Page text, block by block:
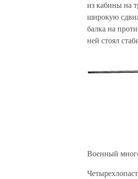
из кабины на
широкую
балка на
ней стоял
Военный